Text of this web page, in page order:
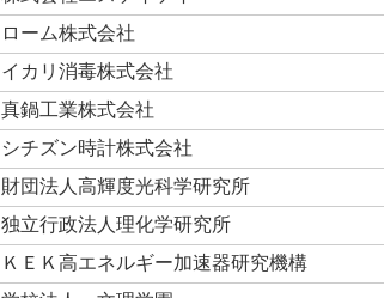
ローム株式会社
イカリ消毒株式会社
真鍋工業株式会社
シチズン時計株式会社
財団法人高輝度光科学研究所
独立行政法人理化学研究所
ＫＥＫ高エネルギー加速器研究機構